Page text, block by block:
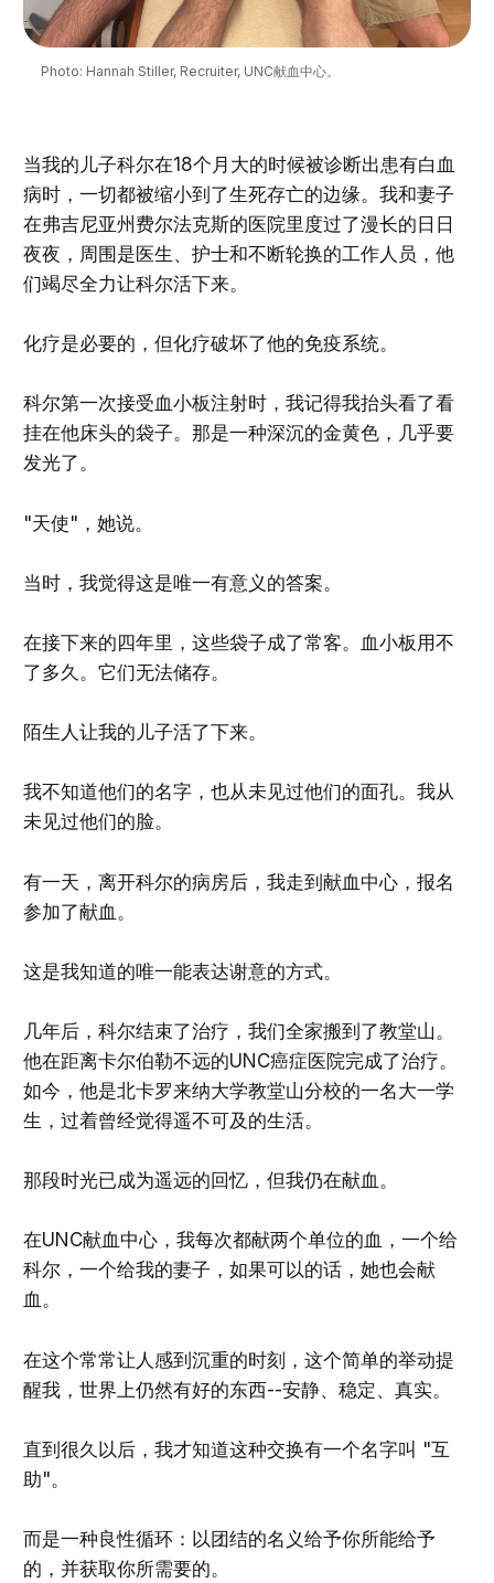
Photo: Hannah Stiller, Recruiter, UNC献血中心。
当我的儿子科尔在18个月大的时候被诊断出患有白血
病时，一切都被缩小到了生死存亡的边缘。我和妻子
在弗吉尼亚州费尔法克斯的医院里度过了漫长的日日
夜夜，周围是医生、护士和不断轮换的工作人员，他
们竭尽全力让科尔活下来。
化疗是必要的，但化疗破坏了他的免疫系统。
科尔第一次接受血小板注射时，我记得我抬头看了看
挂在他床头的袋子。那是一种深沉的金黄色，几乎要
发光了。
"天使"，她说。
当时，我觉得这是唯一有意义的答案。
在接下来的四年里，这些袋子成了常客。血小板用不
了多久。它们无法储存。
陌生人让我的儿子活了下来。
我不知道他们的名字，也从未见过他们的面孔。我从
未见过他们的脸。
有一天，离开科尔的病房后，我走到献血中心，报名
参加了献血。
这是我知道的唯一能表达谢意的方式。
几年后，科尔结束了治疗，我们全家搬到了教堂山。
他在距离卡尔伯勒不远的UNC癌症医院完成了治疗。
如今，他是北卡罗来纳大学教堂山分校的一名大一学
生，过着曾经觉得遥不可及的生活。
那段时光已成为遥远的回忆，但我仍在献血。
在UNC献血中心，我每次都献两个单位的血，一个给
科尔，一个给我的妻子，如果可以的话，她也会献
血。
在这个常常让人感到沉重的时刻，这个简单的举动提
醒我，世界上仍然有好的东西--安静、稳定、真实。
直到很久以后，我才知道这种交换有一个名字叫 "互
助"。
而是一种良性循环：以团结的名义给予你所能给予
的，并获取你所需要的。